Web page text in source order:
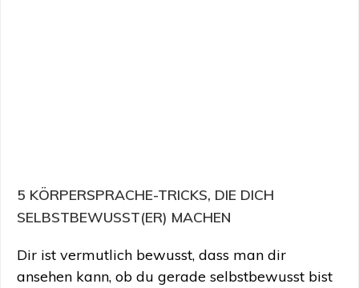
5 KÖRPERSPRACHE-TRICKS, DIE DICH
SELBSTBEWUSST(ER) MACHEN
Dir ist vermutlich bewusst, dass man dir
ansehen kann, ob du gerade selbstbewusst bist